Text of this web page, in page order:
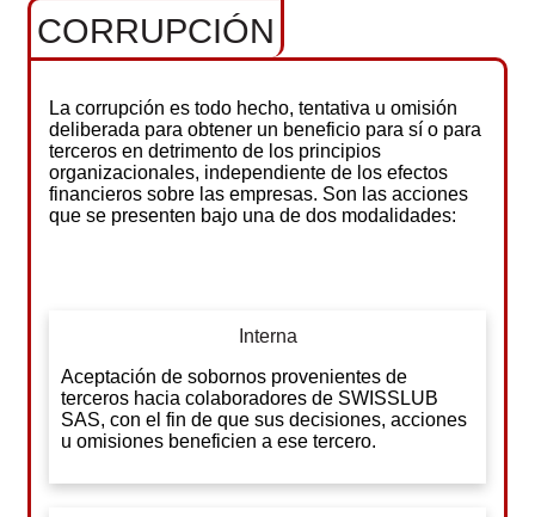
CORRUPCIÓN
La corrupción es todo hecho, tentativa u omisión
deliberada para obtener un beneficio para sí o para
terceros en detrimento de los principios
organizacionales, independiente de los efectos
financieros sobre las empresas. Son las acciones
que se presenten bajo una de dos modalidades:
Interna
Aceptación de sobornos provenientes de
terceros hacia colaboradores de SWISSLUB
SAS, con el fin de que sus decisiones, acciones
u omisiones beneficien a ese tercero.